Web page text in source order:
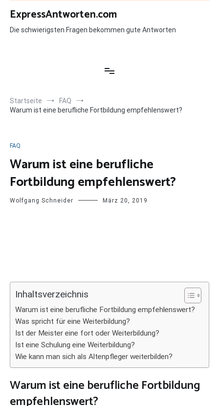
Zum
Inhalt
springen
ExpressAntworten.com
Die schwierigsten Fragen bekommen gute Antworten
Startseite
FAQ
Warum ist eine berufliche Fortbildung empfehlenswert?
FAQ
Warum ist eine berufliche
Fortbildung empfehlenswert?
Wolfgang Schneider März 20, 2019
Inhaltsverzeichnis
Warum ist eine berufliche Fortbildung empfehlenswert?
Was spricht für eine Weiterbildung?
Ist der Meister eine fort oder Weiterbildung?
Ist eine Schulung eine Weiterbildung?
Wie kann man sich als Altenpfleger weiterbilden?
Warum ist eine berufliche Fortbildung
empfehlenswert?